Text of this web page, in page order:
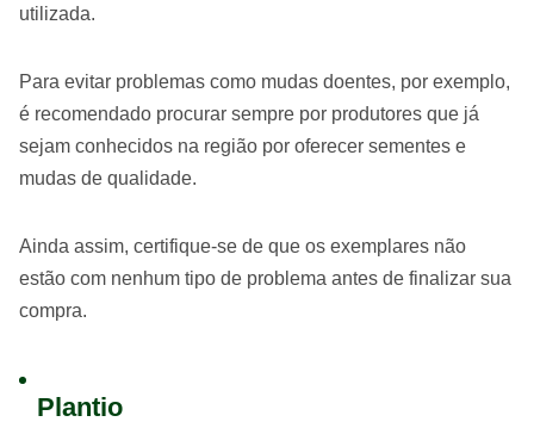
utilizada.
Para evitar problemas como mudas doentes, por exemplo,
é recomendado procurar sempre por produtores que já
sejam conhecidos na região por oferecer sementes e
mudas de qualidade.
Ainda assim, certifique-se de que os exemplares não
estão com nenhum tipo de problema antes de finalizar sua
compra.
Plantio